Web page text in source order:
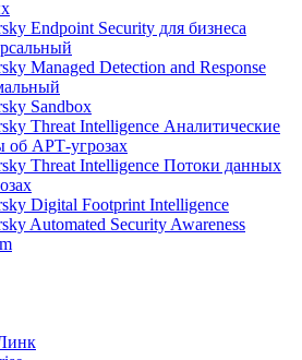
Endpoint Security для бизнеса
Managed Detection and Response
Sandbox
Threat Intelligence Аналитические
об АРТ-угрозах
Threat Intelligence Потоки данных
Digital Footprint Intelligence
Automated Security Awareness